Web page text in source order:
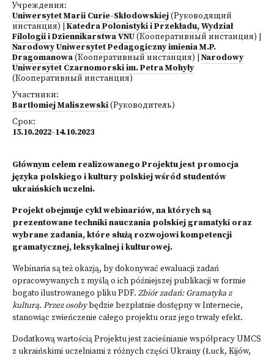
Учреждения:
Uniwersytet Marii Curie-Skłodowskiej(Руководящий
инстанция)
Katedra Polonistyki i Przekładu, Wydział
Filologii i Dziennikarstwa VNU(Кооперативный инстанция)
Narodowy Uniwersytet Pedagogiczny imienia M.P.
Dragomanowa(Кооперативный инстанция)
Narodowy
Uniwersytet Czarnomorski im. Petra Mohyły
(Кооперативный инстанция)
Участники:
Bartłomiej Maliszewski(Руководитель)
Срок:
15.10.2022-14.10.2023
Głównym celem realizowanego Projektu jest promocja
języka polskiego i kultury polskiej wśród studentów
ukraińskich uczelni.
Projekt obejmuje cykl webinariów, na których są
prezentowane techniki nauczania polskiej gramatyki oraz
wybrane zadania, które służą rozwojowi kompetencji
gramatycznej, leksykalnej i kulturowej.
Webinaria są też okazją, by dokonywać ewaluacji zadań
opracowywanych z myślą o ich późniejszej publikacji w formie
bogato ilustrowanego pliku PDF. Zbiór zadań: Gramatyka z
kulturą. Przez osobybędzie bezpłatnie dostępny w Internecie,
stanowiąc zwieńczenie całego projektu oraz jego trwały efekt.
Dodatkową wartością Projektu jest zacieśnianie współpracy UMCS
z ukraińskimi uczelniami z różnych części Ukrainy (Łuck, Kijów,